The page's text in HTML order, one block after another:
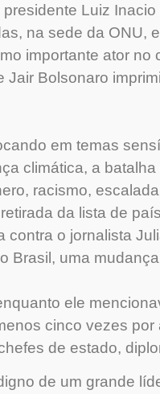
Luiz
na sede da ONU,
importante ator
Jair Bolsonaro
em temas
climática, a
racismo,
da lista de
contra o jornalista
Brasil, uma
ele
cinco vezes
de estado,
de um grande